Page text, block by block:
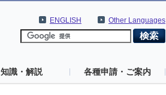
Other Languages
ENGLISH
知識・解説 各種申請・ご案内